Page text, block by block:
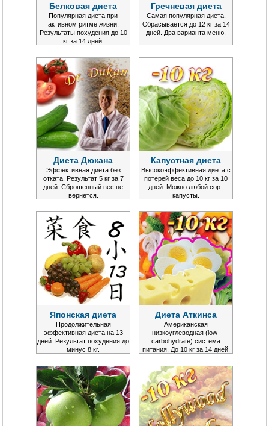
Белковая диета
Популярная диета при
активном ритме жизни.
Результаты похудения до 10
кг за 14 дней.
Гречневая диета
Самая популярная диета.
Сбрасывается до 12 кг за 14
дней. Два варианта меню.
Диета Дюкана
Эффективная диета без
отката. Результат 5 кг за 7
дней. Сброшенный вес не
вернется.
Капустная диета
Высокоэффективная диета с
потерей веса до 10 кг за 10
дней. Можно любой сорт
капусты.
Японская диета
Продолжительная
эффективная диета на 13
дней. Результат похудения до
минус 8 кг.
Диета Аткинса
Американская
низкоуглеводная (low-
carbohydrate) система
питания. До 10 кг за 14 дней.